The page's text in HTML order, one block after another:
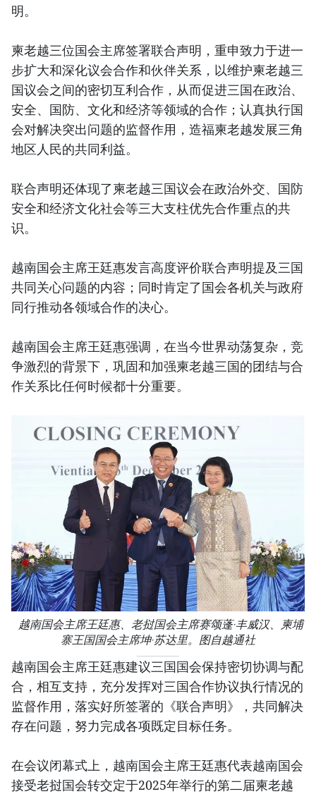
明。
柬老越三位国会主席签署联合声明，重申致力于进一
步扩大和深化议会合作和伙伴关系，以维护柬老越三
国议会之间的密切互利合作，从而促进三国在政治、
安全、国防、文化和经济等领域的合作；认真执行国
会对解决突出问题的监督作用，造福柬老越发展三角
地区人民的共同利益。
联合声明还体现了柬老越三国议会在政治外交、国防
安全和经济文化社会等三大支柱优先合作重点的共
识。
越南国会主席王廷惠发言高度评价联合声明提及三国
共同关心问题的内容；同时肯定了国会各机关与政府
同行推动各领域合作的决心。
越南国会主席王廷惠强调，在当今世界动荡复杂，竞
争激烈的背景下，巩固和加强柬老越三国的团结与合
作关系比任何时候都十分重要。
越南国会主席王廷惠、老挝国会主席赛颂蓬·丰威汉、柬埔
寨王国国会主席坤·苏达里。图自越通社
越南国会主席王廷惠建议三国国会保持密切协调与配
合，相互支持，充分发挥对三国合作协议执行情况的
监督作用，落实好所签署的《联合声明》，共同解决
存在问题，努力完成各项既定目标任务。
在会议闭幕式上，越南国会主席王廷惠代表越南国会
接受老挝国会转交定于2025年举行的第二届柬老越